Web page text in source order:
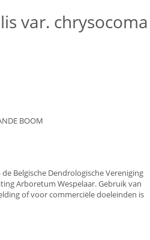
var. chrysocoma
BOOM
Belgische Dendrologische Vereniging
Arboretum Wespelaar. Gebruik van
of voor commerciële doeleinden is